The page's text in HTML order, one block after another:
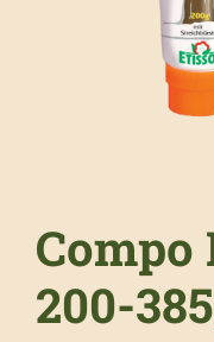
Compo
200-